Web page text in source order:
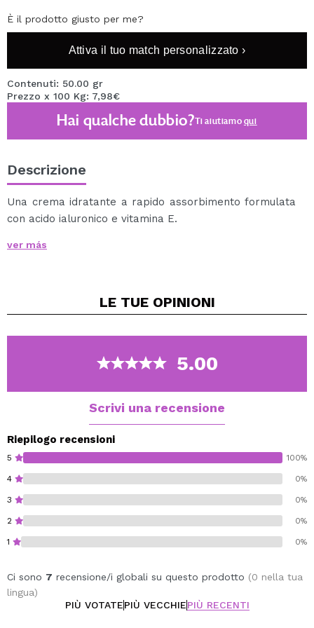
È il prodotto giusto per me?
Attiva il tuo match personalizzato ›
Contenuti: 50.00 gr
Prezzo x 100 Kg: 7,98€
Hai qualche dubbio?Ti aiutiamoqui
Descrizione
Una crema idratante a rapido assorbimento formulata
con acido ialuronico e vitamina E.
Vegan.
ver más
LE TUE OPINIONI
5.00
Scrivi una recensione
Riepilogo recensioni
5 100%
4 0%
3 0%
2 0%
1 0%
Ci sono 7 recensione/i globali su questo prodotto (0 nella tua
lingua)
PIÙ VOTATEPIÙ VECCHIEPIÙ RECENTI